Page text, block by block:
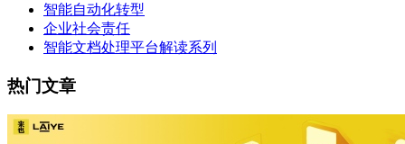
智能自动化转型
企业社会责任
智能文档处理平台解读系列
热门文章